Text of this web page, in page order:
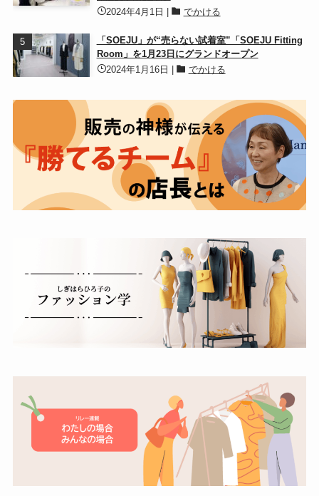
2024年4月1日
でかける
「SOEJU」が“売らない試着室”「SOEJU Fitting
Room」を1月23日にグランドオープン
2024年1月16日
でかける